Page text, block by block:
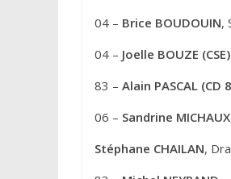
v
e
04 – Brice BOUDOUIN,
04 – Joelle BOUZE (CSE)
83 – Alain PASCAL (CD
06 – Sandrine
Stéphane CHAILAN,